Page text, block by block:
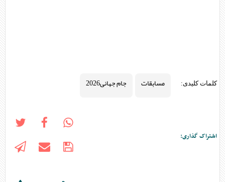
کلمات کلیدی: مسابقات جام جهانی2026
اشتراک گذاری: